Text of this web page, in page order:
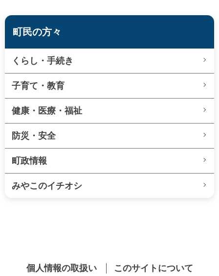
町民の方々
くらし・手続き
子育て・教育
健康・医療・福祉
防災・安全
町政情報
みやこのイチオシ
個人情報の取扱い
このサイトについて